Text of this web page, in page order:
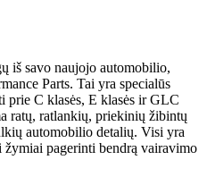
iš savo naujojo automobilio,
Parts. Tai yra specialūs
prie C klasės, E klasės ir GLC
ratų, ratlankių, priekinių žibintų
automobilio detalių. Visi yra
pagerinti bendrą vairavimo